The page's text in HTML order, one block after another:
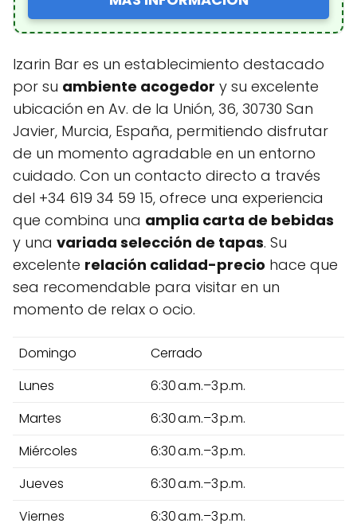
Izarin Bar es un establecimiento destacado
por su ambiente acogedor y su excelente
ubicación en Av. de la Unión, 36, 30730 San
Javier, Murcia, España, permitiendo disfrutar
de un momento agradable en un entorno
cuidado. Con un contacto directo a través
del +34 619 34 59 15, ofrece una experiencia
que combina una amplia carta de bebidas
y una variada selección de tapas. Su
excelente relación calidad-precio hace que
sea recomendable para visitar en un
momento de relax o ocio.
Domingo
Cerrado
Lunes
6:30 a.m.–3 p.m.
Martes
6:30 a.m.–3 p.m.
Miércoles
6:30 a.m.–3 p.m.
Jueves
6:30 a.m.–3 p.m.
Viernes
6:30 a.m.–3 p.m.